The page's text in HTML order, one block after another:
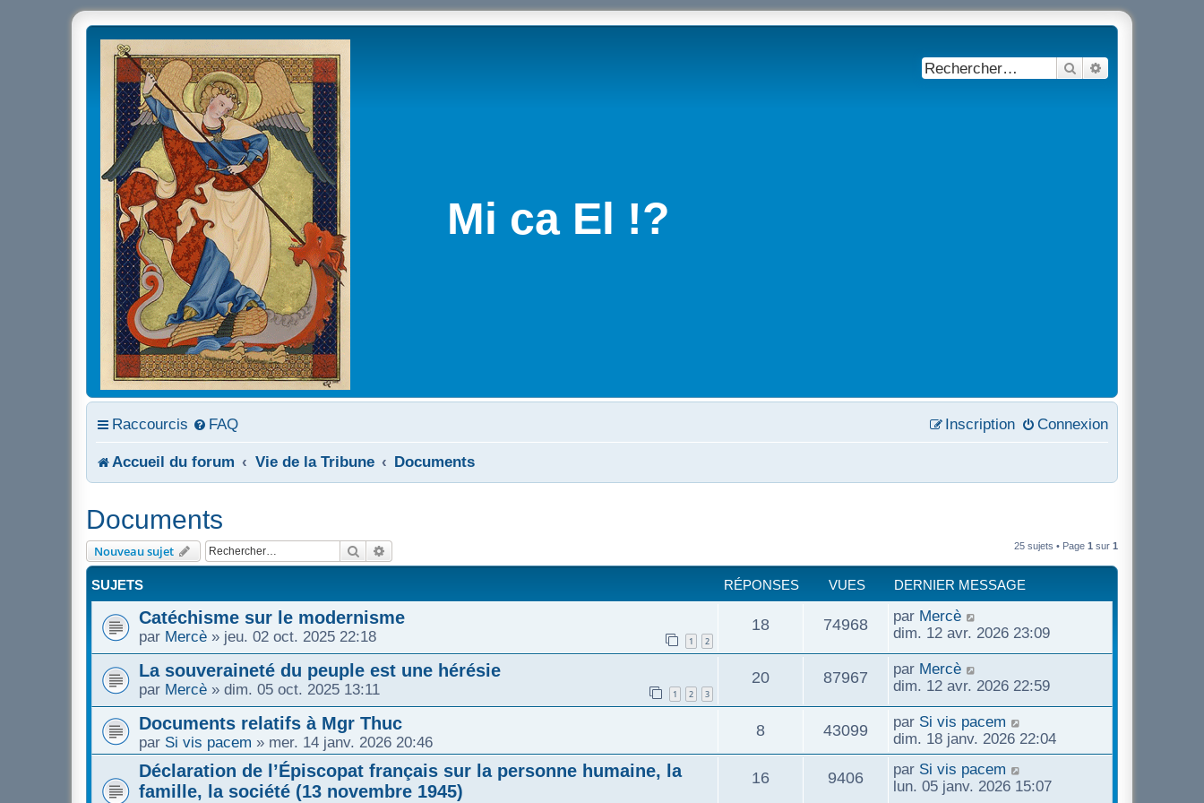
Mi ca El !?
Rechercher
Raccourcis FAQ Connexion
Inscription
Accueil du forum Vie de la Tribune Documents
Documents
Nouveau sujet Rechercher 25 sujets • Page 1 sur 1
SUJETS RÉPONSES VUES DERNIER MESSAGE
Catéchisme sur le modernisme
par Mercè » jeu. 02 oct. 2025 22:18 1 2
18R
é
74968V
u
D
e
n
i
r
m
e
s
s
par Mercè
dim. 12 avr. 2026 23:09
La souveraineté du peuple est une hérésie
par Mercè » dim. 05 oct. 2025 13:11 1 2 3
20R
é
o
87967
u
D
e
n
i
e
r
m
par Mercè
dim. 12 avr. 2026 22:59
Documents relatifs à Mgr Thuc
par Si vis pacem » mer. 14 janv. 2026 20:46
8R
43099
D
e
r
n
i
par Si vis pacem
dim. 18 janv. 2026 22:04
Déclaration de l’Épiscopat français sur la personne humaine, la
famille, la société (13 novembre 1945)
16R
9406V
D
e
par Si vis pacem
lun. 05 janv. 2026 15:07